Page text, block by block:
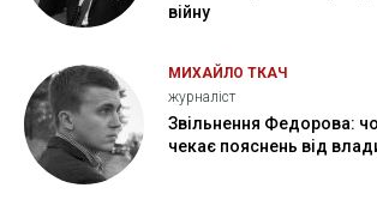
війну
МИХАЙЛО ТКАЧ
журналіст
Звільнення Федорова:
чекає пояснень від